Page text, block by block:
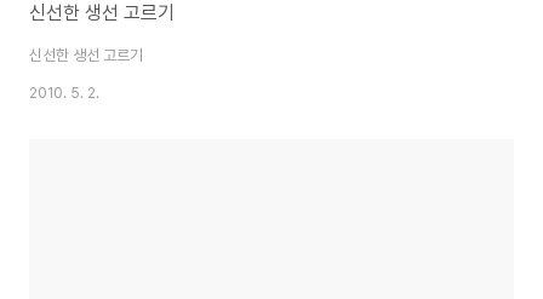
신선한 생선 고르기
신선한 생선 고르기
2010. 5. 2.